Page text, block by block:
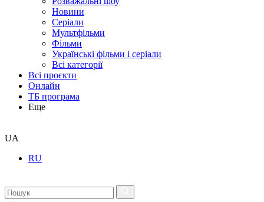
Новини
Серіали
Мультфільми
Фільми
Українські фільми і серіали
Всі категорії
Всі проєкти
Онлайн
ТБ програма
Еще
UA
RU